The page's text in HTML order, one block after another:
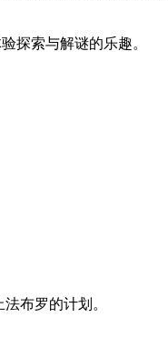
探索与解谜的乐趣。
布罗的计划。